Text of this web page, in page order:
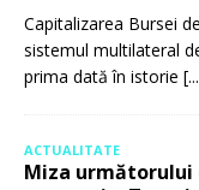
Capitalizarea Bursei
sistemul multilateral
prima dată în istorie
ACTUALITATE
Miza următorului